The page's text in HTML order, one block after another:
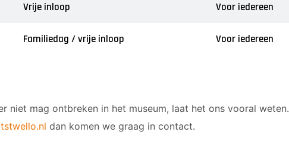
Vrije inloop Voor iedereen
Familiedag / vrije inloop Voor iedereen
niet mag ontbreken in het museum, laat het ons vooral weten.
dan komen we graag in contact.